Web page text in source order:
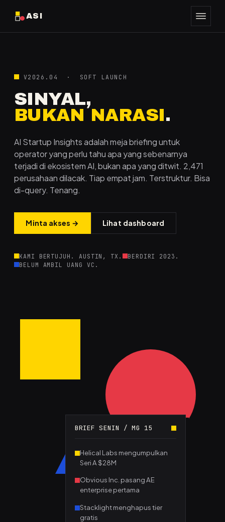
ASI
V2026.04 · SOFT LAUNCH
SINYAL,
BUKAN NARASI.
AI Startup Insights adalah meja briefing untuk
operator yang perlu tahu apa yang sebenarnya
terjadi di ekosistem AI, bukan apa yang ditwit. 2,471
perusahaan dilacak. Tiap empat jam. Terstruktur. Bisa
di-query. Tenang.
Minta akses → Lihat dashboard
KAMI BERTUJUH. AUSTIN, TX.
BERDIRI 2023.
BELUM AMBIL UANG VC.
BRIEF SENIN / MG 15
Helical Labs mengumpulkan
Seri A $28M
Obvious Inc. pasang AE
enterprise pertama
Stacklight menghapus tier
gratis